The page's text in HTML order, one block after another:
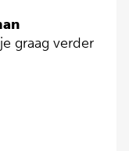
graag verder